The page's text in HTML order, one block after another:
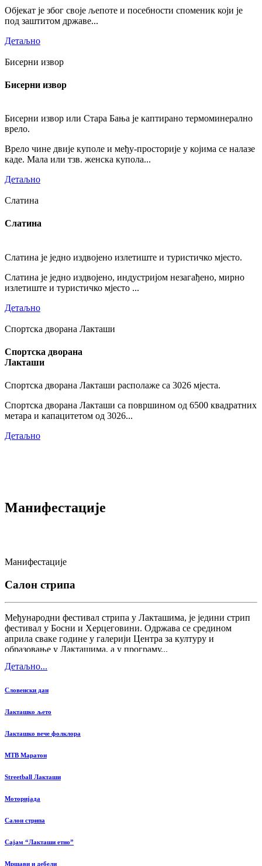
Објекат је због своје љепоте и посебности споменик који је
под заштитом државе...
Детаљно
Бисерни извор
Бисерни извор
Бисерни извор или Стара Бања је каптирано термоминерално
врело.
Врело чине двије куполе и међу-просторије у којима се налазе
каде. Мала или тзв. женска купола...
Детаљно
Слатина
Слатина
Слатина је једно издвојено излетиште и туристичко мјесто.
Слатина је једно издвојено, индустријом незагађено, мирно
излетиште и туристичко мјесто ...
Детаљно
Спортска дворана Лакташи
Спортска дворана
Лакташи
Спортска дворана Лакташи располаже са 3026 мјеста.
Спортска дворана Лакташи са површином од 6500 квадратних
метара и капацитетом од 3026...
Детаљно
Манифестације
Манифестације
Салон стрипа
Међународни фестивал стрипа у Лакташима, је једини стрип
фестивал у Босни и Херцеговини. Одржава се средином
априла сваке године у галерији Центра за културу и
образовање у Лакташима, а у програму...
Детаљно...
Словенски дан
Лакташко љето
Лакташко вече фолклора
MTB Маратон
Streetball Лакташи
Моторијада
Салон стрипа
Сајам “Лакташи етно”
Мршави и дебели